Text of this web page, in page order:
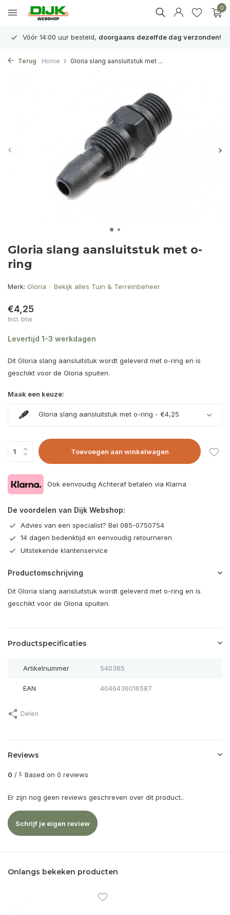
0
Vóór 14:00 uur besteld, doorgaans dezelfde dag verzonden!
Terug Home Gloria slang aansluitstuk met ...
Gloria slang aansluitstuk met o-
ring
Merk: Gloria Bekijk alles Tuin & Terreinbeheer
€4,25
Incl. btw
Levertijd 1-3 werkdagen
Dit Gloria slang aansluitstuk wordt geleverd met o-ring en is
geschikt voor de Gloria spuiten.
Maak een keuze:
Gloria slang aansluitstuk met o-ring - €4,25
Toevoegen aan winkelwagen
Ook eenvoudig Achteraf betalen via Klarna
De voordelen van Dijk Webshop:
Advies van een specialist? Bel 085-0750754
14 dagen bedenktijd en eenvoudig retourneren
Uitstekende klantenservice
Productomschrijving
Dit Gloria slang aansluitstuk wordt geleverd met o-ring en is
geschikt voor de Gloria spuiten.
Productspecificaties
Artikelnummer 540365
EAN 4046436016587
Delen
Reviews
0 / 5 Based on 0 reviews
Er zijn nog geen reviews geschreven over dit product..
Schrijf je eigen review
Onlangs bekeken producten